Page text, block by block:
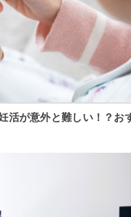
活が意外と難しい！？お